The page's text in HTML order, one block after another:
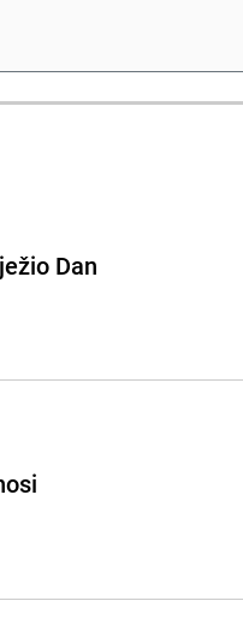
Dan